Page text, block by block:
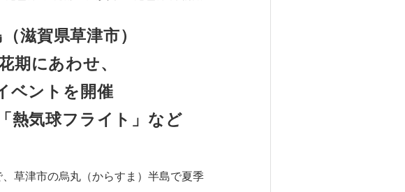
滋賀県草津市）
期にあわせ、
ベントを開催
熱気球フライト」など
草津市の烏丸（からすま）半島で夏季